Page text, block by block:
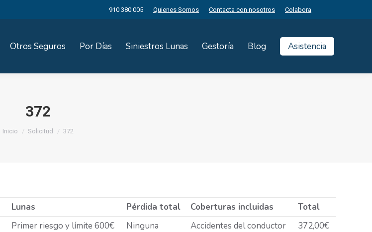
910 380 005 Quienes Somos Contacta con nosotros Colabora
Otros Seguros Por Días Siniestros Lunas Gestoría Blog Asistencia
372
Estás aquí:
Inicio Solicitud 372
Lunas Pérdida total Coberturas incluidas
Total
Primer riesgo y límite 600€ Ninguna Accidentes del conductor 372,00€